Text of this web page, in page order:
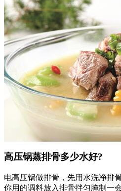
高压锅蒸排骨多少水好?
电高压锅做排骨，先用水洗净排
你用的调料放入排骨拌匀腌制一